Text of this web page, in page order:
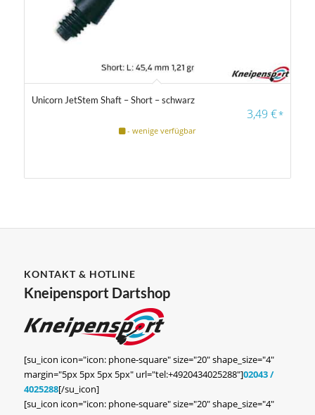
Unicorn JetStem Shaft – Short – schwarz
3,49€*
- wenige verfügbar
KONTAKT & HOTLINE
Kneipensport Dartshop
[su_icon icon="icon: phone-square" size="20" shape_size="4"
margin="5px 5px 5px 5px" url="tel:+4920434025288"]02043 /
4025288[/su_icon]
[su_icon icon="icon: phone-square" size="20" shape_size="4"